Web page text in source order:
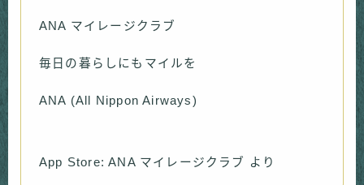
ANA マイレージクラブ
毎日の暮らしにもマイルを
ANA (All Nippon Airways)
App Store: ANA マイレージクラブ より